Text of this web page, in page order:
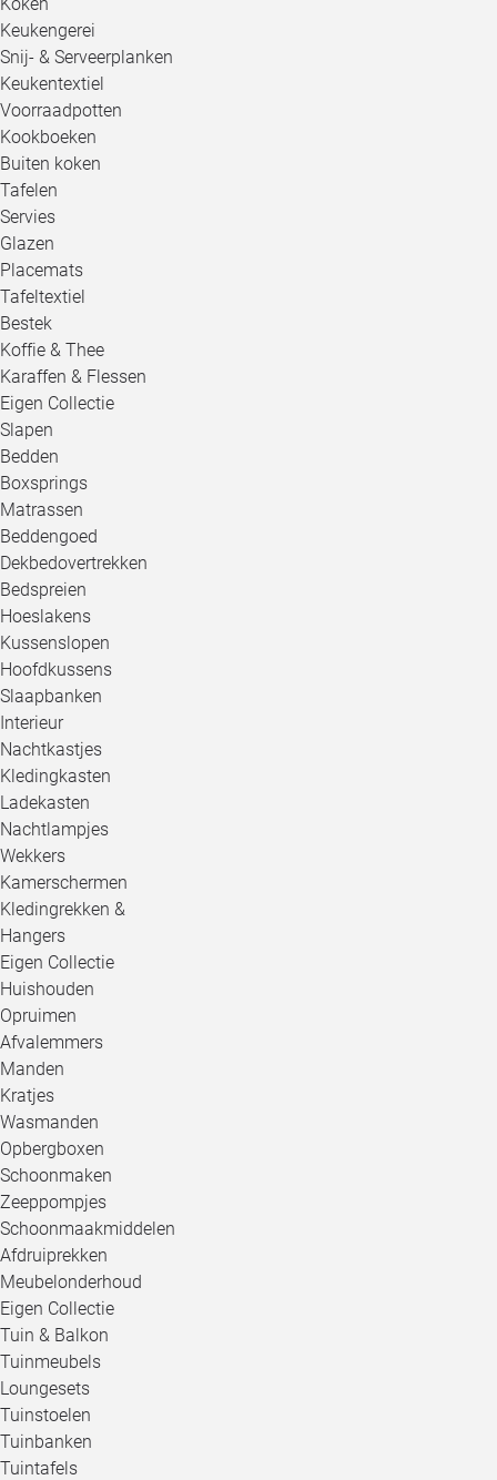
Keukengerei
Snij- & Serveerplanken
Keukentextiel
Voorraadpotten
Kookboeken
Buiten koken
Tafelen
Servies
Glazen
Placemats
Tafeltextiel
Bestek
Koffie & Thee
Karaffen & Flessen
Eigen Collectie
Slapen
Bedden
Boxsprings
Matrassen
Beddengoed
Dekbedovertrekken
Bedspreien
Hoeslakens
Kussenslopen
Hoofdkussens
Slaapbanken
Interieur
Nachtkastjes
Kledingkasten
Ladekasten
Nachtlampjes
Wekkers
Kamerschermen
Kledingrekken &
Hangers
Eigen Collectie
Huishouden
Opruimen
Afvalemmers
Manden
Kratjes
Wasmanden
Opbergboxen
Schoonmaken
Zeeppompjes
Schoonmaakmiddelen
Afdruiprekken
Meubelonderhoud
Eigen Collectie
Tuin & Balkon
Tuinmeubels
Loungesets
Tuinstoelen
Tuinbanken
Tuintafels